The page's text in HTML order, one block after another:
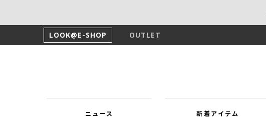
LOOK@E-SHOP OUTLET
ニュース 新着アイテム